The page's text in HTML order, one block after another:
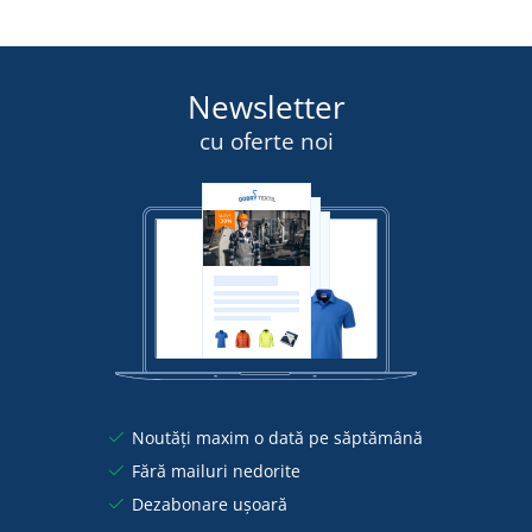
Newsletter
cu oferte noi
Noutăți maxim o dată pe săptămână
Fără mailuri nedorite
Dezabonare ușoară